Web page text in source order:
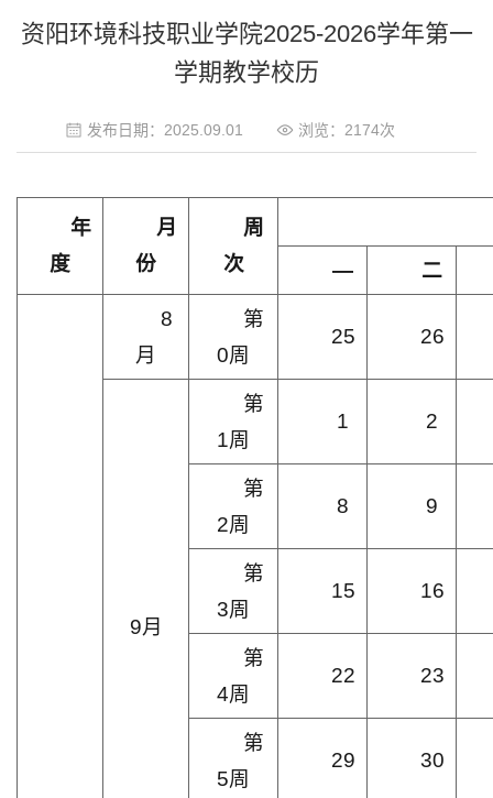
​资阳环境科技职业学院2025-2026学年第一
学期教学校历
发布日期：2025.09.01 浏览： 2174次
年
度
月
份
周
次
— 二
8
月
第
0周
25 26
9月
第
1周
1 2
第
2周
8 9
第
3周
15 16
第
4周
22 23
第
5周
29 30